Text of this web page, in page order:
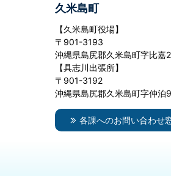
久米島町
【久米島町役場】
〒901-3193
沖縄県島尻郡久米島町字比嘉
【具志川出張所】
〒901-3192
沖縄県島尻郡久米島町字仲泊
各課へのお問い合わせ